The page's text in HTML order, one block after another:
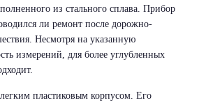
из стального сплава. Прибор
ли ремонт после дорожно-
Несмотря на указанную
измерений, для более углубленных
пластиковым корпусом. Его